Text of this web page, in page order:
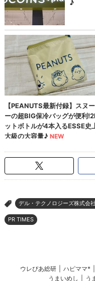
> デル・テクノロジーズ株式会社
PR TIMES
ウレぴあ総研 ハピママ*
うまいめし
う